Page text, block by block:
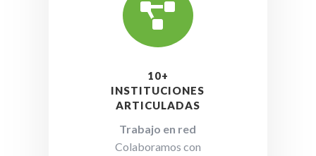

10+
INSTITUCIONES
ARTICULADAS
Trabajo en red
Colaboramos con